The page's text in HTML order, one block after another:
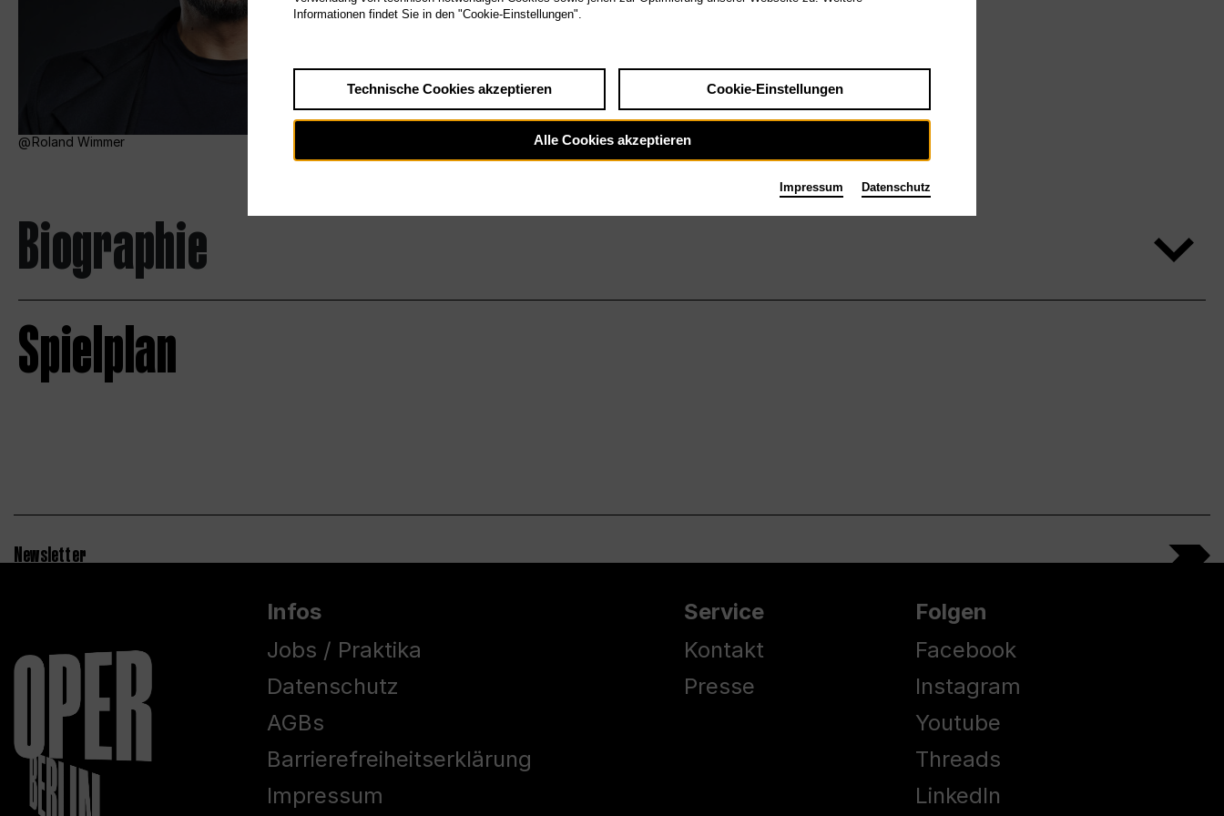
Roland Wimmer
Biographie
Spielplan
Newsletter
Infos
Jobs / Praktika
Datenschutz
AGBs
Barrierefreiheitserklärung
Impressum
Service
Kontakt
Presse
Folgen
Facebook
Instagram
Youtube
Threads
LinkedIn
Informationen findet Sie in den "Cookie-Einstellungen".
Technische Cookies akzeptieren Cookie-Einstellungen
Alle Cookies akzeptieren
Impressum Datenschutz